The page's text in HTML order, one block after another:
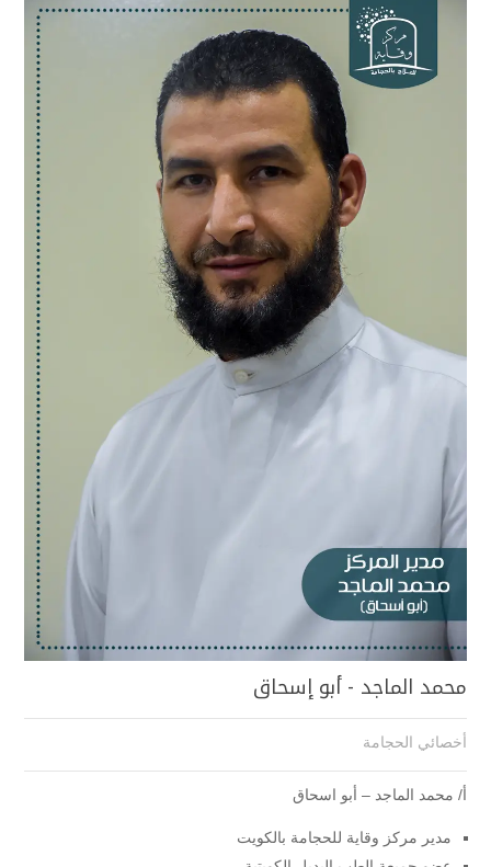
محمد الماجد - أبو إسحاق
أخصائي الحجامة
أ/ محمد الماجد – أبو اسحاق
مدير مركز وقاية للحجامة بالكويت